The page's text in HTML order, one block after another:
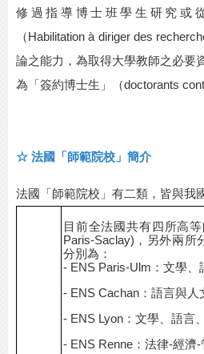
修過指導博士班學生研究或
（Habilitation à diriger des
論之能力，為取得大學教師之必要
為「簽約博士生」（doctorants
☆ 法國「師範院校」簡介
法國「師範院校」有二類，皆與我
目前全法國共有四所高
Paris-Saclay)，另外兩所
分別為：
- ENS Paris-Ulm：文學
- ENS Cachan：語言與
- ENS Lyon：文學、語言
- ENS Renne：法律-經濟